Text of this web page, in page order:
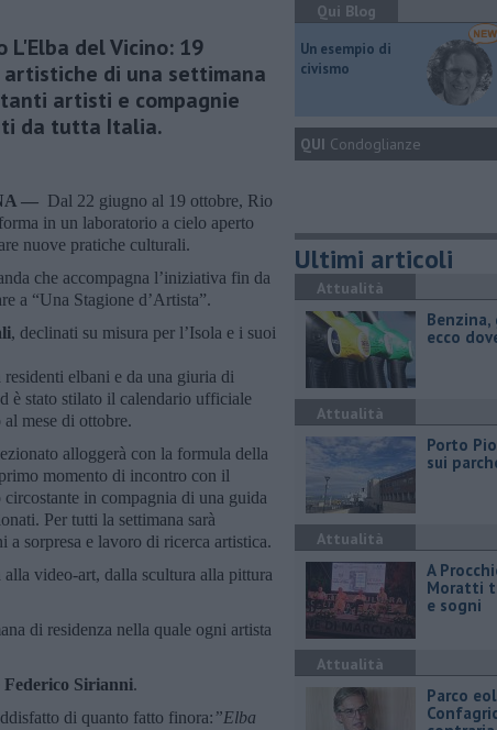
L'Elba del Vicino: 19
artistiche di una settimana
artisti e compagnie
da tutta Italia.
— Dal 22 giugno al 19 ottobre, Rio
in un laboratorio a cielo aperto
nuove pratiche culturali.
che accompagna l’iniziativa fin da
a “Una Stagione d’Artista”.
, declinati su misura per l’Isola e i suoi
elbani e da una giuria di
è stato stilato il calendario ufficiale
mese di ottobre.
alloggerà con la formula della
momento di incontro con il
in compagnia di una guida
Per tutti la settimana sarà
sorpresa e lavoro di ricerca artistica.
video-art, dalla scultura alla pittura
di residenza nella quale ogni artista
Federico Sirianni.
di quanto fatto finora: ”Elba
Qui Blog
​Un esempio di
civismo
QUI Condoglianze
Ultimi articoli
Attualità
ecco
Attualità
Porto
sui
Attualità
A
Moratti
e sogni
Attualità
Parco